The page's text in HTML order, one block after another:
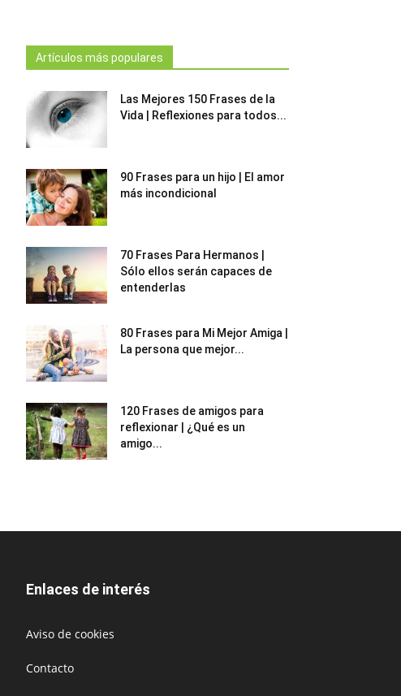
Artículos más populares
Las Mejores 150 Frases de la
Vida | Reflexiones para todos...
90 Frases para un hijo | El amor
más incondicional
70 Frases Para Hermanos |
Sólo ellos serán capaces de
entenderlas
80 Frases para Mi Mejor Amiga |
La persona que mejor...
120 Frases de amigos para
reflexionar | ¿Qué es un
amigo...
Enlaces de interés
Aviso de cookies
Contacto